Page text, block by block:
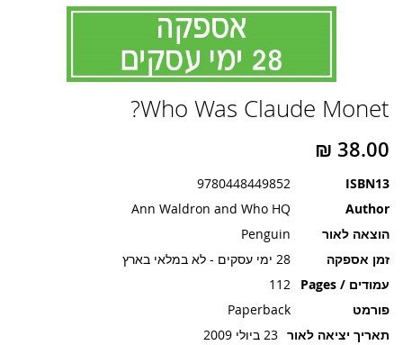
Who Was Claude Monet?
ISBN13
9780448449852
Author
Ann Waldron and Who HQ
הוצאה לאור
Penguin
זמן אספקה
28 ימי עסקים - לא במלאי בארץ
עמודים / Pages
112
פורמט
Paperback
תאריך יציאה לאור 23 ביולי 2009
להתחלה
גלריית
תמונות